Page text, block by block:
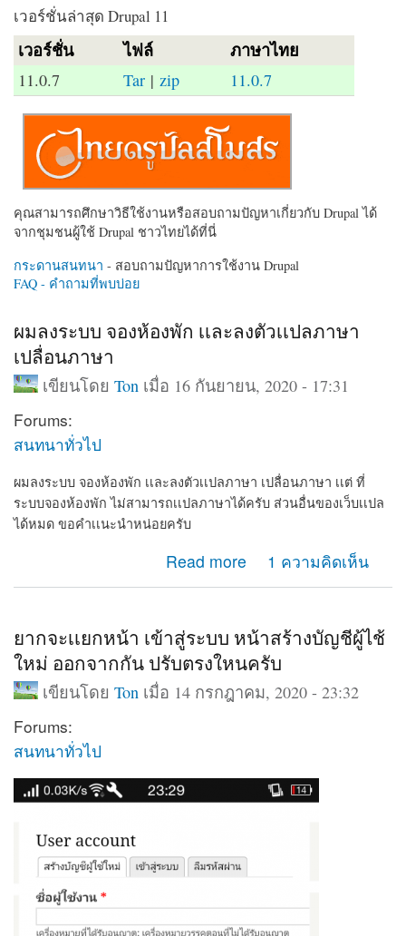
เวอร์ชั่นล่าสุด Drupal 11
เวอร์ชั่น ไฟล์ ภาษาไทย
11.0.7 Tar | zip 11.0.7
คุณสามารถศึกษาวิธีใช้งานหรือสอบถามปัญหาเกี่ยวกับ Drupal ได้
จากชุมชนผู้ใช้ Drupal ชาวไทยได้ที่นี่
กระดานสนทนา - สอบถามปัญหาการใช้งาน Drupal
FAQ - คำถามที่พบบ่อย
ผมลงระบบ จองห้องพัก เเละลงตัวเเปลภาษา
เปลื่อนภาษา
เขียนโดย Ton เมื่อ 16 กันยายน, 2020 - 17:31
Forums:
สนทนาทั่วไป
ผมลงระบบ จองห้องพัก เเละลงตัวเเปลภาษา เปลื่อนภาษา เเต่ ที่
ระบบจองห้องพัก ไม่สามารถเเปลภาษาได้ครับ ส่วนอื่นของเว็บเเปล
ได้หมด ขอคำเเนะนำหน่อยครับ
Read more
about ผมลงระบบ จองห้องพัก เเละลงตัวเเปลภาษา เปลื่อ
นภาษา
1 ความคิดเห็น
ยากจะเเยกหน้า เข้าสู่ระบบ หน้าสร้างบัญชีผู้ไช้
ใหม่ ออกจากกัน ปรับตรงใหนครับ
เขียนโดย Ton เมื่อ 14 กรกฎาคม, 2020 - 23:32
Forums:
สนทนาทั่วไป